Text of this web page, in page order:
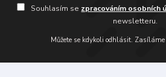
Souhlasím se zpracováním osobních
newsletteru.
Můžete se kdykoli odhlásit.